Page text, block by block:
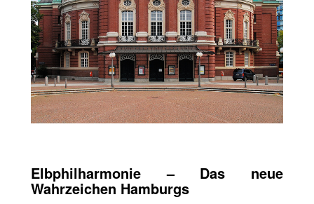
Elbphilharmonie – Das neue
Wahrzeichen Hamburgs